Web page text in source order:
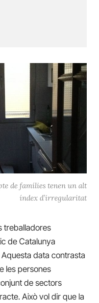
de famílies tenen un alt
índex d’irregularitat
treballadores
de Catalunya
data contrasta
les persones
de sectors
Això vol dir que la